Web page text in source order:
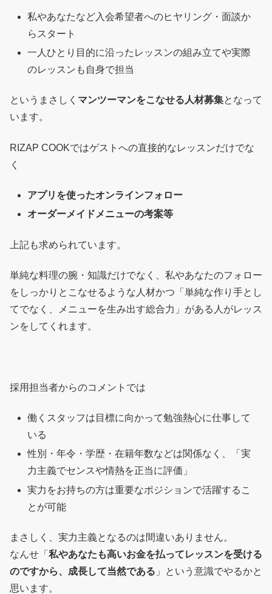
私やあなたなど入会希望者へのヒヤリング・面談か
らスタート
一人ひとり目的に沿ったレッスンの組み立てや実際
のレッスンも自身で担当
というまさしく マンツーマンをこなせる人材募集となって
います。
RIZAP COOKではゲストへの直接的なレッスンだけでな
く
アプリを使ったオンラインフォロー
オーダーメイドメニューの考案等
上記も求められています。
単純な料理の腕・知識だけでなく、私やあなたのフォロー
をしっかりとこなせるような人材かつ「単純な作り手とし
てでなく、メニューを生み出す総合力」がある人がレッス
ンをしてくれます。
採用担当者からのコメントでは
働くスタッフは目標に向かって勉強熱心に仕事して
いる
性別・年令・学歴・在籍年数などは関係なく、「実
力主義でセンスや情熱を正当に評価」
実力をお持ちの方は重要なポジションで活躍するこ
とが可能
まさしく、実力主義となるのは間違いありません。
なんせ「 私やあなたも高いお金を払ってレッスンを受ける
のですから、成長して当然である 」という意識でやるかと
思います。